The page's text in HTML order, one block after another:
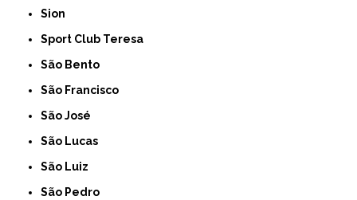
Sion
Sport Club Teresa
São Bento
São Francisco
São José
São Lucas
São Luiz
São Pedro